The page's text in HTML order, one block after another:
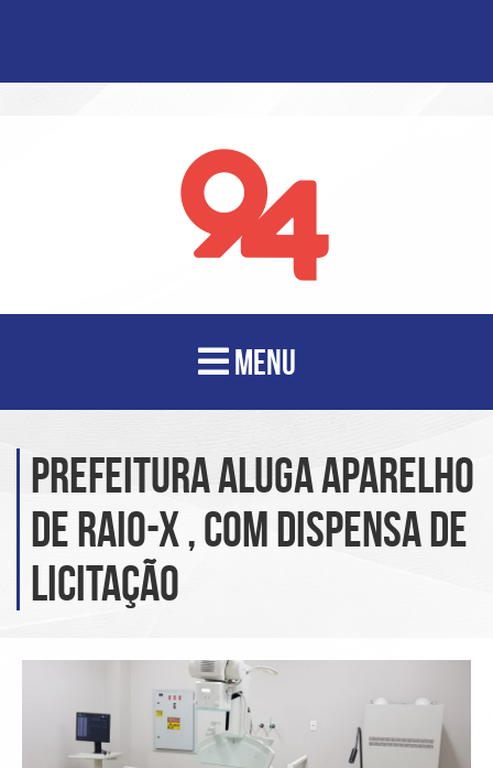
MENU
Prefeitura aluga aparelho
de raio-x , com dispensa de
licitação